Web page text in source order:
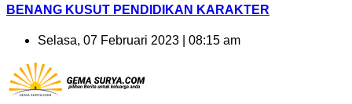
BENANG KUSUT PENDIDIKAN KARAKTER
Selasa, 07 Februari 2023 | 08:15 am